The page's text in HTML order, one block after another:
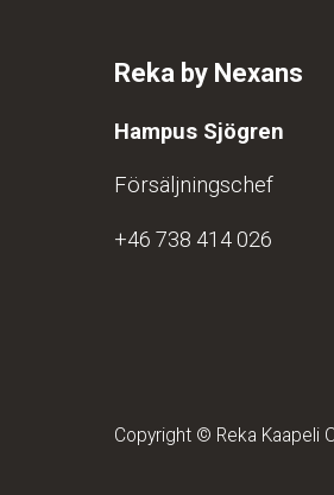
Reka by Nexans
Hampus Sjögren
Försäljningschef
+46 738 414 026
Copyright © Reka Kaapeli